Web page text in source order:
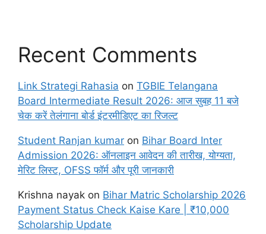
Recent Comments
Link Strategi Rahasia on TGBIE Telangana
Board Intermediate Result 2026: आज सुबह 11 बजे
चेक करें तेलंगाना बोर्ड इंटरमीडिएट का रिजल्ट
Student Ranjan kumar on Bihar Board Inter
Admission 2026: ऑनलाइन आवेदन की तारीख, योग्यता,
मेरिट लिस्ट, OFSS फॉर्म और पूरी जानकारी
Krishna nayak on Bihar Matric Scholarship 2026
Payment Status Check Kaise Kare | ₹10,000
Scholarship Update